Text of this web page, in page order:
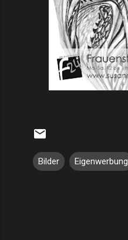
Bilder Eigenwerbung